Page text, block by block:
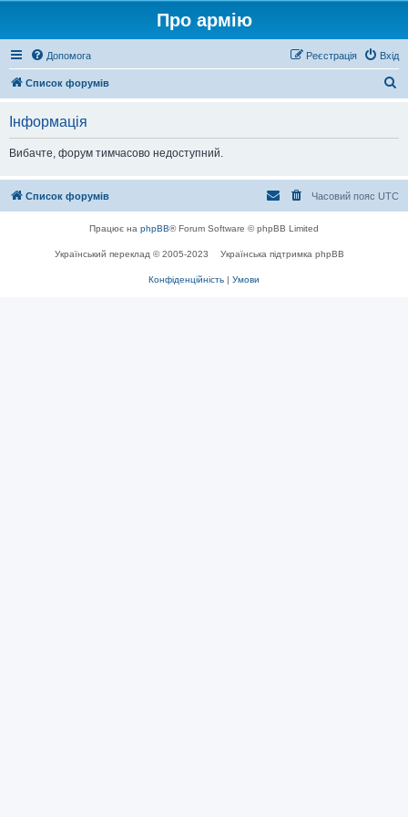
Про армію
Допомога Вхід
Реєстрація
Список форумів
Інформація
Вибачте, форум тимчасово недоступний.
Список форумів Часовий пояс UTC
Працює на phpBB® Forum Software © phpBB Limited
Український переклад © 2005-2023 Українська підтримка phpBB
Конфіденційність | Умови